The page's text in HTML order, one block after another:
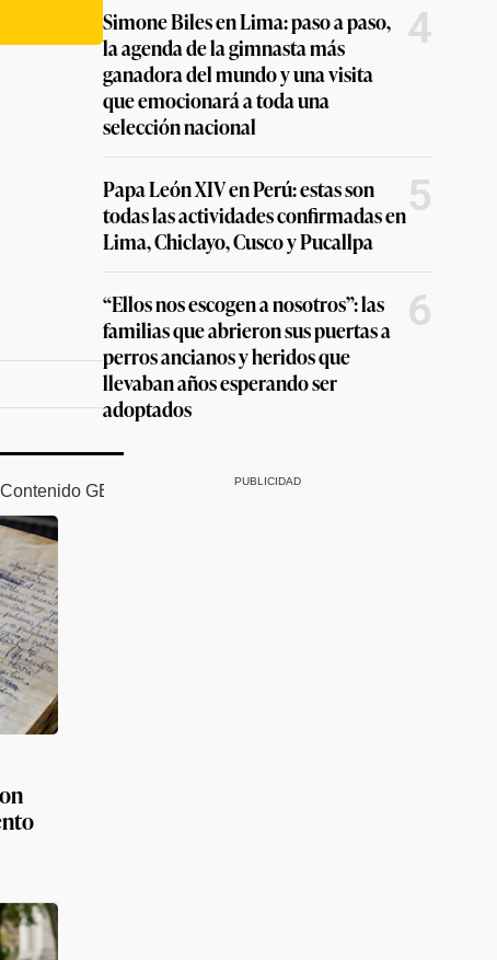
Contenido GEC
Simone Biles en Lima: paso a paso,
la agenda de la gimnasta más
ganadora del mundo y una visita
que emocionará a toda una
selección nacional
4
Papa León XIV en Perú: estas son
todas las actividades confirmadas en
Lima, Chiclayo, Cusco y Pucallpa
5
“Ellos nos escogen a nosotros”: las
familias que abrieron sus puertas a
perros ancianos y heridos que
llevaban años esperando ser
adoptados
6